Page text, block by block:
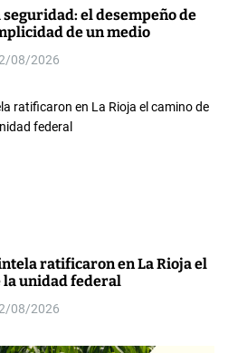
el desempeño de
de un medio
08/2026
ratificaron en La Rioja el
la unidad federal
08/2026